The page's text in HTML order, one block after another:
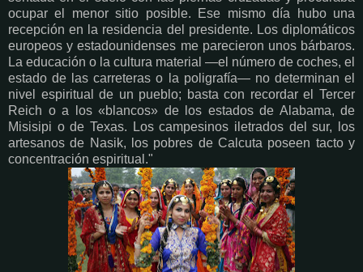
ocupar el menor sitio posible. Ese mismo día hubo una
recepción en la residencia del presidente. Los diplomáticos
europeos y estadounidenses me parecieron unos bárbaros.
La educación o la cultura material —el número de coches, el
estado de las carreteras o la poligrafía— no determinan el
nivel espiritual de un pueblo; basta con recordar el Tercer
Reich o a los «blancos» de los estados de Alabama, de
Misisipi o de Texas. Los campesinos iletrados del sur, los
artesanos de Nasik, los pobres de Calcuta poseen tacto y
concentración espiritual."